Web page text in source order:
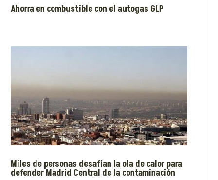
Ahorra en combustible con el autogas GLP
Miles de personas desafían la ola de calor para
defender Madrid Central de la contaminación